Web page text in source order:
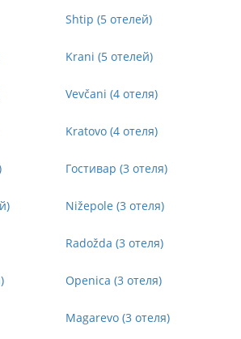
Shtip (5 отелей)
Krani (5 отелей)
Vevčani (4 отеля)
Kratovo (4 отеля)
Гостивар (3 отеля)
Nižepole (3 отеля)
Radožda (3 отеля)
Openica (3 отеля)
Magarevo (3 отеля)